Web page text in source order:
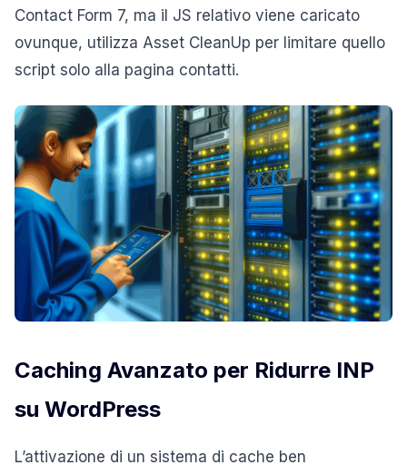
Contact Form 7, ma il JS relativo viene caricato
ovunque, utilizza Asset CleanUp per limitare quello
script solo alla pagina contatti.
Caching Avanzato per Ridurre INP
su WordPress
L’attivazione di un sistema di cache ben